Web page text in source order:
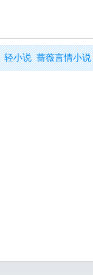
轻小说 蔷薇言情小说